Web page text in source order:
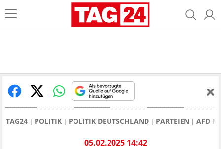
TAG24 POLITIK POLITIK DEUTSCHLAND PARTEIEN AFD
05.02.2025 14:42